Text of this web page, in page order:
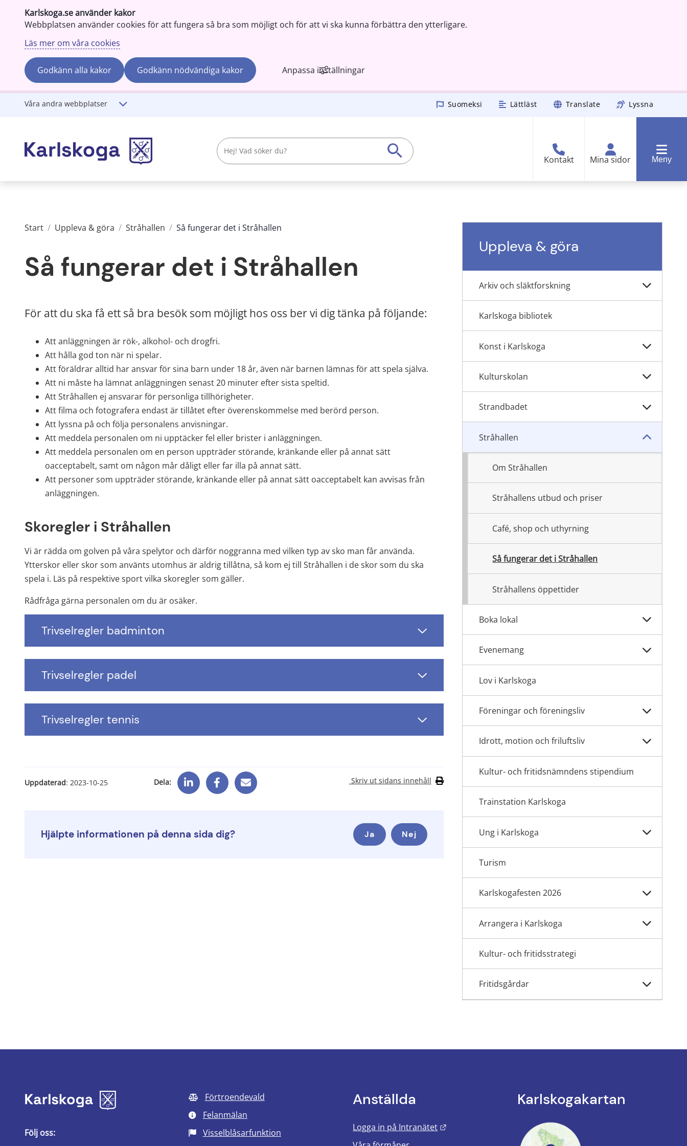
Karlskoga.se använder kakor
Webbplatsen använder cookies för att fungera så bra som möjligt och för att vi ska kunna förbättra den ytterligare.
Läs mer om våra cookies
Godkänn alla kakor Godkänn nödvändiga kakor Anpassa inställningar
Gå till innehåll
Våra andra webbplatser Suomeksi Lättläst Translate Lyssna
Kontakt Mina sidor Meny
Start / Uppleva & göra / Stråhallen / Så fungerar det i Stråhallen
Så fungerar det i Stråhallen
För att du ska få ett så bra besök som möjligt hos oss ber vi dig tänka på följande:
Att anläggningen är rök-, alkohol- och drogfri.
Att hålla god ton när ni spelar.
Att föräldrar alltid har ansvar för sina barn under 18 år, även när barnen lämnas för att spela själva.
Att ni måste ha lämnat anläggningen senast 20 minuter efter sista speltid.
Att Stråhallen ej ansvarar för personliga tillhörigheter.
Att filma och fotografera endast är tillåtet efter överenskommelse med berörd person.
Att lyssna på och följa personalens anvisningar.
Att meddela personalen om ni upptäcker fel eller brister i anläggningen.
Att meddela personalen om en person uppträder störande, kränkande eller på annat sätt
oacceptabelt, samt om någon mår dåligt eller far illa på annat sätt.
Att personer som uppträder störande, kränkande eller på annat sätt oacceptabelt kan avvisas från
anläggningen.
Skoregler i Stråhallen
Vi är rädda om golven på våra spelytor och därför noggranna med vilken typ av sko man får använda.
Ytterskor eller skor som använts utomhus är aldrig tillåtna, så kom ej till Stråhallen i de skor som du ska
spela i. Läs på respektive sport vilka skoregler som gäller.
Rådfråga gärna personalen om du är osäker.
Trivselregler badminton
Trivselregler padel
Trivselregler tennis
Uppdaterad: 2023-10-25 Dela: Skriv ut sidans innehåll
Hjälpte informationen på denna sida dig? Nej
Ja
Uppleva & göra
Arkiv och släktforskning
Karlskoga bibliotek
Konst i Karlskoga
Kulturskolan
Strandbadet
Stråhallen
Om Stråhallen
Stråhallens utbud och priser
Café, shop och uthyrning
Så fungerar det i Stråhallen
Stråhallens öppettider
Boka lokal
Evenemang
Lov i Karlskoga
Föreningar och föreningsliv
Idrott, motion och friluftsliv
Kultur- och fritidsnämndens stipendium
Trainstation Karlskoga
Ung i Karlskoga
Turism
Karlskogafesten 2026
Arrangera i Karlskoga
Kultur- och fritidsstrategi
Fritidsgårdar
Följ oss:
Förtroendevald
Felanmälan
Visselblåsarfunktion
Anställda
Logga in på Intranätet
Länk till annan webbplats.
Karlskoga­kartan